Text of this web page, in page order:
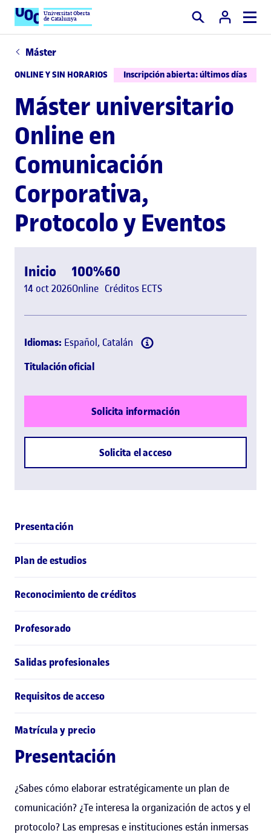
Universitat Oberta
de Catalunya Buscar
Máster
ONLINE Y SIN HORARIOS Inscripción abierta: últimos días
Máster universitario
Online en
Comunicación
Corporativa,
Protocolo y Eventos
Inicio
14 oct 2026
100%
Online
60
Créditos ECTS
Idiomas: Español, Catalán
Titulación oficial
Solicita información
Solicita el acceso
Presentación
Plan de estudios
Reconocimiento de créditos
Profesorado
Salidas profesionales
Requisitos de acceso
Matrícula y precio
Presentación
¿Sabes cómo elaborar estratégicamente un plan de
comunicación? ¿Te interesa la organización de actos y el
protocolo? Las empresas e instituciones están inmersas